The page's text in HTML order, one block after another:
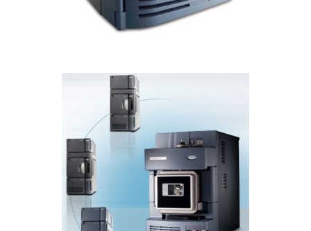
Detector de masas SQ 2
CROMATOGRAFÍA LIQUIDA